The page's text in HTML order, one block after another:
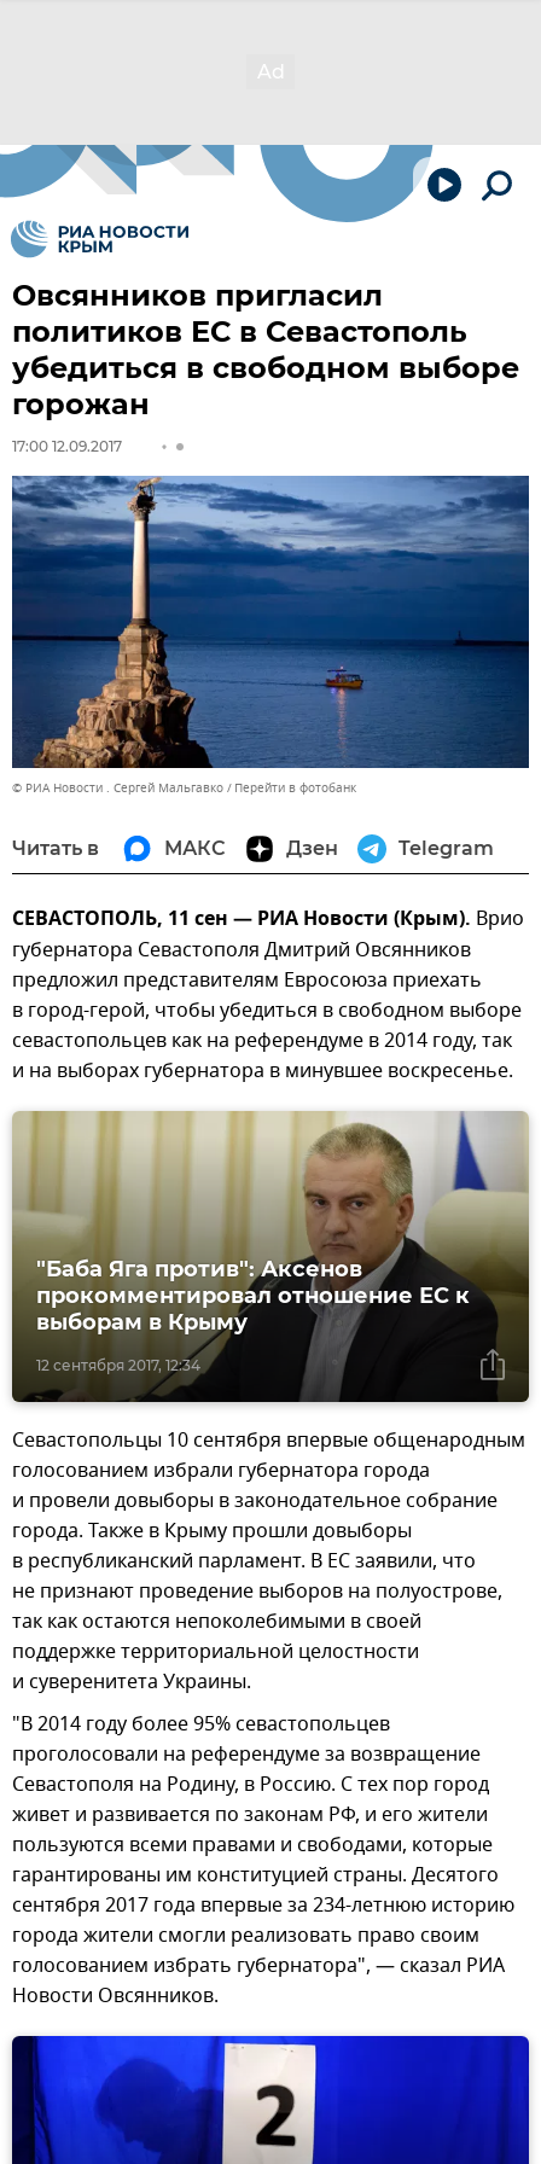
Овсянников пригласил
политиков ЕС в Севастополь
убедиться в свободном выборе
горожан
17:00 12.09.2017
© РИА Новости . Сергей Мальгавко Перейти в фотобанк
Читать в МАКС Дзен Telegram
СЕВАСТОПОЛЬ, 11 сен — РИА Новости (Крым). Врио
губернатора Севастополя Дмитрий Овсянников
предложил представителям Евросоюза приехать
в город-герой, чтобы убедиться в свободном выборе
севастопольцев как на референдуме в 2014 году, так
и на выборах губернатора в минувшее воскресенье.
12 сентября 2017, 12:34
"Баба Яга против": Аксенов
прокомментировал отношение ЕС к
выборам в Крыму
Севастопольцы 10 сентября впервые общенародным
голосованием избрали губернатора города
и провели довыборы в законодательное собрание
города. Также в Крыму прошли довыборы
в республиканский парламент. В ЕС заявили, что
не признают проведение выборов на полуострове,
так как остаются непоколебимыми в своей
поддержке территориальной целостности
и суверенитета Украины.
"В 2014 году более 95% севастопольцев
проголосовали на референдуме за возвращение
Севастополя на Родину, в Россию. С тех пор город
живет и развивается по законам РФ, и его жители
пользуются всеми правами и свободами, которые
гарантированы им конституцией страны. Десятого
сентября 2017 года впервые за 234-летнюю историю
города жители смогли реализовать право своим
голосованием избрать губернатора", — сказал РИА
Новости Овсянников.